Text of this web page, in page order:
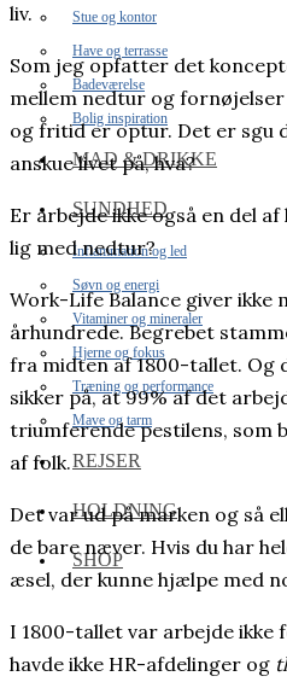
Stue og kontor
Have og terrasse
Badeværelse
Bolig inspiration
MAD & DRIKKE
SUNDHED
Inflammation og led
Søvn og energi
Vitaminer og mineraler
Hjerne og fokus
Træning og performance
Mave og tarm
REJSER
HOLDNING
SHOP
liv.
Som jeg opfatter det
mellem nedtur og
og fritid er optur. Det er sgu
anskue livet på, hva?
Er arbejde ikke også en del
lig med nedtur?
Work-Life Balance giver ikke
århundrede. Begrebet
fra midten af 1800-tallet. Og
sikker på, at 99% af det
triumferende pestilens, som
af folk.
Det var ud på marken og så
de bare næver. Hvis du har
æsel, der kunne hjælpe med
I 1800-tallet var arbejde ikke
havde ikke HR-afdelinger og